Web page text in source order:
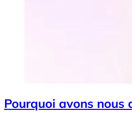
Pourquoi avons nous